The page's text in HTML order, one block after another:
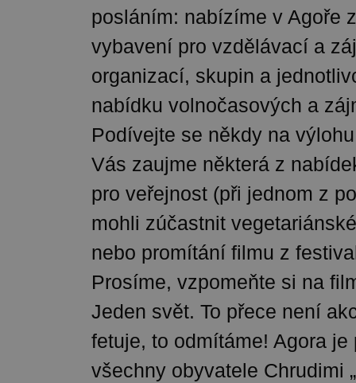
posláním: nabízíme v Agoře
vybavení pro vzdělávací a
organizací, skupin a
nabídku volnočasových a
Podívejte se někdy na
Vás zaujme některá z
pro veřejnost (při jednom z
mohli zúčastnit
nebo promítání filmu z
Prosíme, vzpomeňte si na
Jeden svět. To přece není
fetuje, to odmítáme! Agora je
všechny obyvatele Chrudimi